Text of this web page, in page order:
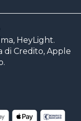
HeyLight.
di Credito, Apple